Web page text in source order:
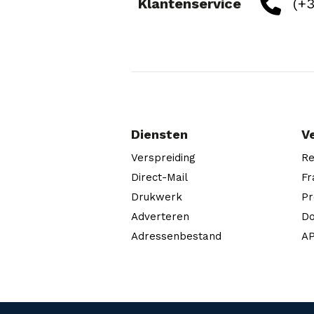
Diensten
Verspreiding
Direct-Mail
Drukwerk
Adverteren
Adressenbestand